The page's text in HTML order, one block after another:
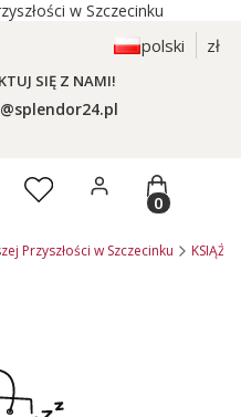
w Szczecinku
polski zł
SIĘ Z NAMI!
wyszukiwarkęProdukty
Przyszłości w Szczecinku KSIĄŻKI